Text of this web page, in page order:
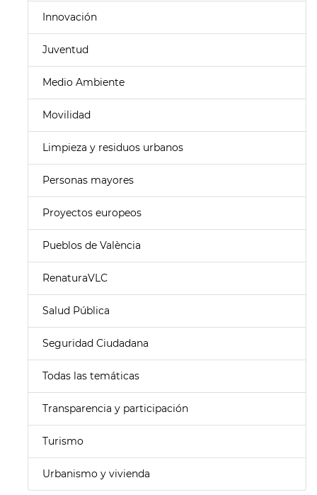
Innovación
Juventud
Medio Ambiente
Movilidad
Limpieza y residuos urbanos
Personas mayores
Proyectos europeos
Pueblos de València
RenaturaVLC
Salud Pública
Seguridad Ciudadana
Todas las temáticas
Transparencia y participación
Turismo
Urbanismo y vivienda